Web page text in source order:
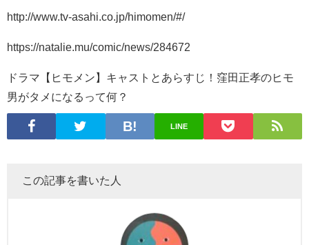
http://www.tv-asahi.co.jp/himomen/#/
https://natalie.mu/comic/news/284672
ドラマ【ヒモメン】キャストとあらすじ！窪田正孝のヒモ
男がタメになるって何？
LINE
この記事を書いた人